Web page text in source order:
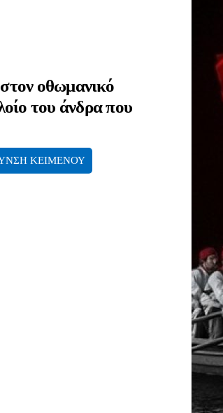
οθωμανικό
του άνδρα που
ΚΕΙΜΕΝΟΥ